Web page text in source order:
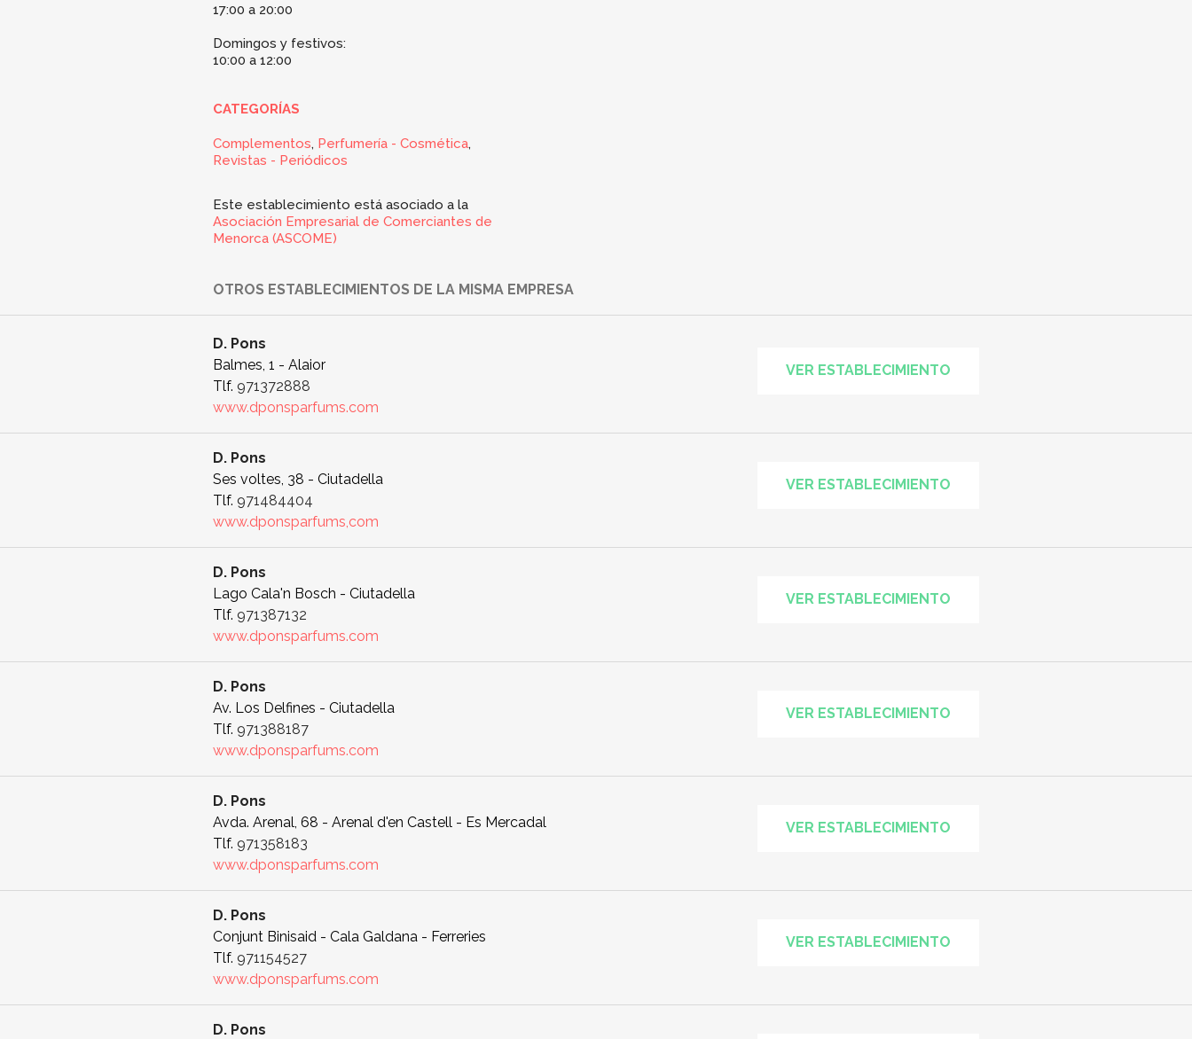
17:00 a 20:00
Domingos y festivos:
10:00 a 12:00
CATEGORÍAS
Complementos, Perfumería - Cosmética,
Revistas - Periódicos
Este establecimiento está asociado a la
Asociación Empresarial de Comerciantes de
Menorca (ASCOME)
OTROS ESTABLECIMIENTOS DE LA MISMA EMPRESA
D. Pons
Balmes, 1 - Alaior
Tlf. 971372888
www.dponsparfums.com
VER ESTABLECIMIENTO
D. Pons
Ses voltes, 38 - Ciutadella
Tlf. 971484404
www.dponsparfums,com
VER ESTABLECIMIENTO
D. Pons
Lago Cala'n Bosch - Ciutadella
Tlf. 971387132
www.dponsparfums.com
VER ESTABLECIMIENTO
D. Pons
Av. Los Delfines - Ciutadella
Tlf. 971388187
www.dponsparfums.com
VER ESTABLECIMIENTO
D. Pons
Avda. Arenal, 68 - Arenal d'en Castell - Es Mercadal
Tlf. 971358183
www.dponsparfums.com
VER ESTABLECIMIENTO
D. Pons
Conjunt Binisaid - Cala Galdana - Ferreries
Tlf. 971154527
www.dponsparfums.com
VER ESTABLECIMIENTO
D. Pons